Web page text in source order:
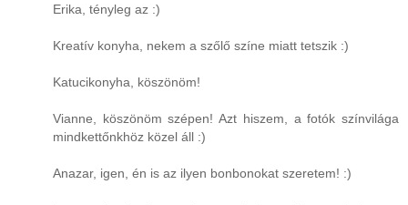
Erika, tényleg az :)
Kreatív konyha, nekem a szőlő színe miatt tetszik :)
Katucikonyha, köszönöm!
Vianne, köszönöm szépen! Azt hiszem, a fotók színvilága
mindkettőnkhöz közel áll :)
Anazar, igen, én is az ilyen bonbonokat szeretem! :)